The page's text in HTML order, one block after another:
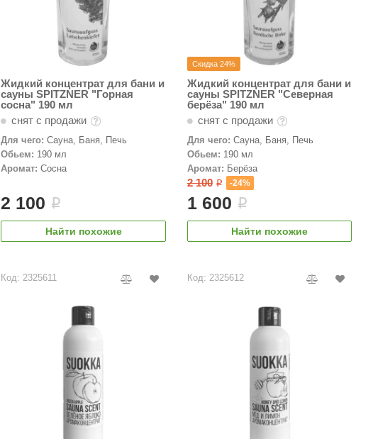
Жидкий концентрат для бани и
сауны SPITZNER "Горная
сосна" 190 мл
снят с продажи
Для чего: Сауна, Баня, Печь
Обьем: 190 мл
Аромат: Сосна
2 100 i
Найти похожие
Скидка 24%
Жидкий концентрат для бани и
сауны SPITZNER "Северная
берёза" 190 мл
снят с продажи
Для чего: Сауна, Баня, Печь
Обьем: 190 мл
Аромат: Берёза
2 100 i -24%
1 600 i
Найти похожие
Код: 2325611 Код: 2325612